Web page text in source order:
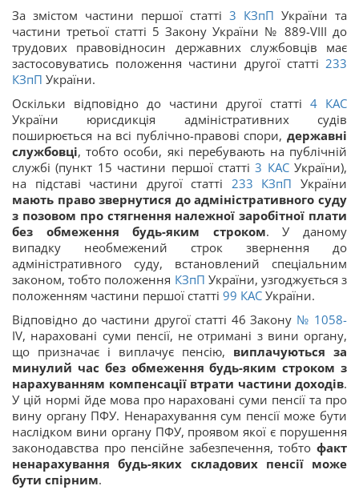
За змістом частини першої статті 3 КЗпП України та
частини третьої статті 5 Закону України № 889-VIII до
трудових правовідносин державних службовців має
застосовуватись положення частини другої статті 233
КЗпП України.
Оскільки відповідно до частини другої статті 4 КАС
України юрисдикція адміністративних судів
поширюється на всі публічно-правові спори, державні
службовці, тобто особи, які перебувають на публічній
службі (пункт 15 частини першої статті 3 КАСУкраїни),
на підставі частини другої статті 233 КЗпП України
мають право звернутися до адміністративного суду
з позовом про стягнення належної заробітної плати
без обмеження будь-яким строком. У даному
випадку необмежений строк звернення до
адміністративного суду, встановлений спеціальним
законом, тобто положення КЗпП України, узгоджується з
положенням частини першої статті 99 КАС України.
Відповідно до частини другої статті 46 Закону № 1058-
IV, нараховані суми пенсії, не отримані з вини органу,
що призначає і виплачує пенсію, виплачуються за
минулий час без обмеження будь-яким строком з
нарахуванням компенсації втрати частини доходів.
У цій нормі йде мова про нараховані суми пенсії та про
вину органу ПФУ. Ненарахування сум пенсії може бути
наслідком вини органу ПФУ, проявом якої є порушення
законодавства про пенсійне забезпечення, тобто факт
ненарахування будь-яких складових пенсії може
бути спірним.